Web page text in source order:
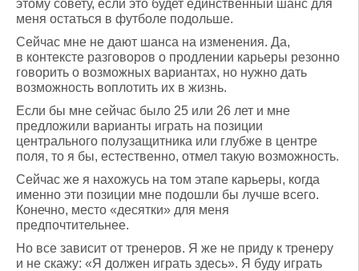
этому совету, если это будет единственный шанс для
меня остаться в футболе подольше.
Сейчас мне не дают шанса на изменения. Да,
в контексте разговоров о продлении карьеры резонно
говорить о возможных вариантах, но нужно дать
возможность воплотить их в жизнь.
Если бы мне сейчас было 25 или 26 лет и мне
предложили варианты играть на позиции
центрального полузащитника или глубже в центре
поля, то я бы, естественно, отмел такую возможность.
Сейчас же я нахожусь на том этапе карьеры, когда
именно эти позиции мне подошли бы лучше всего.
Конечно, место «десятки» для меня
предпочтительнее.
Но все зависит от тренеров. Я же не приду к тренеру
и не скажу: «Я должен играть здесь». Я буду играть